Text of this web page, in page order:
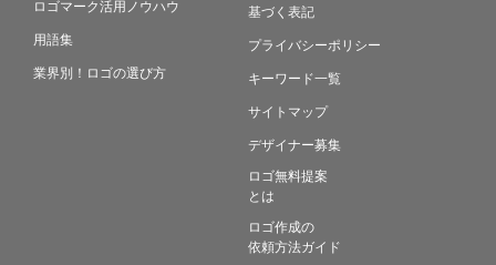
ロゴマーク活用ノウハウ
用語集
業界別！ロゴの選び方
基づく表記
プライバシーポリシー
キーワード一覧
サイトマップ
デザイナー募集
ロゴ無料提案
とは
ロゴ作成の
依頼方法ガイド